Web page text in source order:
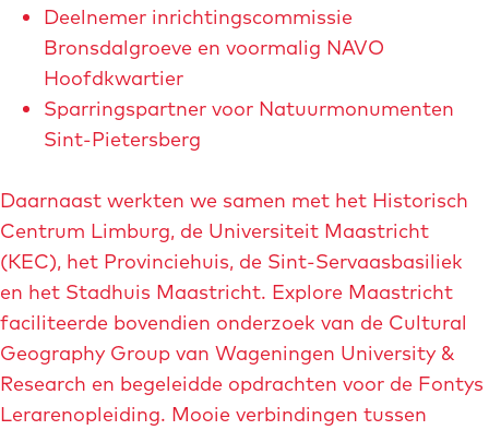
Deelnemer inrichtingscommissie
Bronsdalgroeve en voormalig NAVO
Hoofdkwartier
Sparringspartner voor Natuurmonumenten
Sint-Pietersberg
Daarnaast werkten we samen met het Historisch
Centrum Limburg, de Universiteit Maastricht
(KEC), het Provinciehuis, de Sint-Servaasbasiliek
en het Stadhuis Maastricht. Explore Maastricht
faciliteerde bovendien onderzoek van de Cultural
Geography Group van Wageningen University &
Research en begeleidde opdrachten voor de Fontys
Lerarenopleiding. Mooie verbindingen tussen